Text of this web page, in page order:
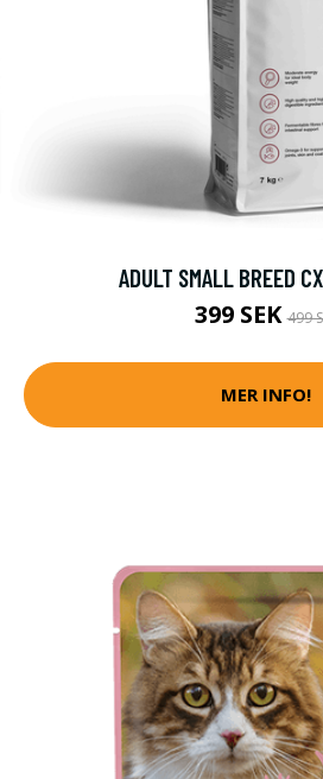
ADULT SMALL BREED
399 SEK499
MER INFO!